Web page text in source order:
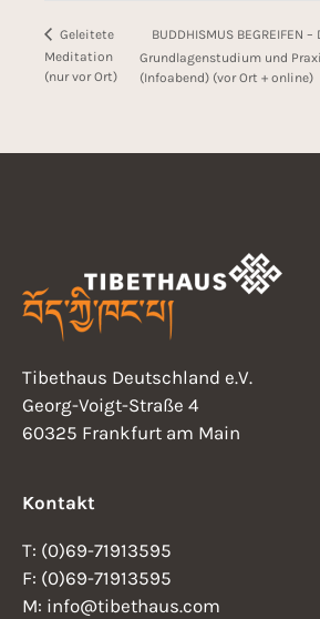
Geleitete
Meditation
(nur vor Ort)
BUDDHISMUS BEGREIFEN
Grundlagenstudium und
(Infoabend) (vor Ort + online)
Tibethaus Deutschland e.V.
Georg-Voigt-Straße 4
60325 Frankfurt am Main
Kontakt
T: (0)69-71913595
F: (0)69-71913595
M: info@tibethaus.com